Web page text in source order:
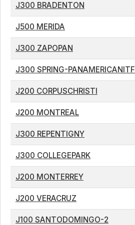
J300 BRADENTON
J500 MERIDA
J300 ZAPOPAN
J300 SPRING-PANAMERICANITF
J200 CORPUSCHRISTI
J200 MONTREAL
J300 REPENTIGNY
J300 COLLEGEPARK
J200 MONTERREY
J200 VERACRUZ
J100 SANTODOMINGO-2